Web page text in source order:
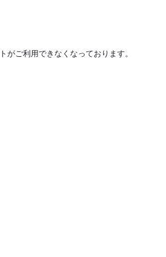
がご利用できなくなっております。